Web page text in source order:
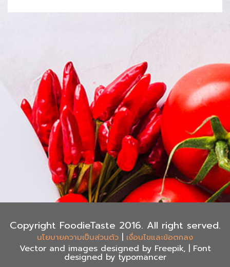
Copyright FoodieTaste 2016. All right served.
นโยบายความเป็นส่วนตัว เงื่อนไขและข้อตกลง
Vector and images designed by Freepik, | Font
designed by typomancer